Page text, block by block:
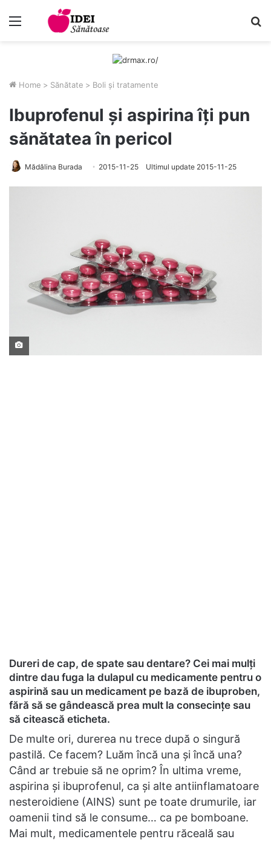
Home > Sănătate > Boli și tratamente
Ibuprofenul și aspirina îți pun
sănătatea în pericol
Mădălina Burada 2015-11-25 Ultimul update 2015-11-25
Dureri de cap, de spate sau dentare? Cei mai mulți
dintre dau fuga la dulapul cu medicamente pentru o
aspirină sau un medicament pe bază de ibuproben,
fără să se gândească prea mult la consecințe sau
să citească eticheta.
De multe ori, durerea nu trece după o singură
pastilă. Ce facem? Luăm încă una și încă una?
Când ar trebuie să ne oprim? În ultima vreme,
aspirina și ibuprofenul, ca și alte antiinflamatoare
nesteroidiene (AINS) sunt pe toate drumurile, iar
oamenii tind să le consume… ca pe bomboane.
Mai mult, medicamentele pentru răceală sau